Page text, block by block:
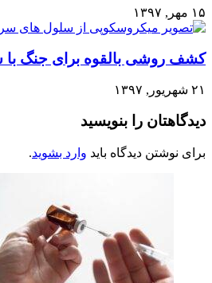
۱۵ مهر, ۱۳۹۷
کشف روشی بالقوه برای جنگ با
۲۱ شهریور, ۱۳۹۷
دیدگاهتان را بنویسید
برای نوشتن دیدگاه باید وارد بشوید.